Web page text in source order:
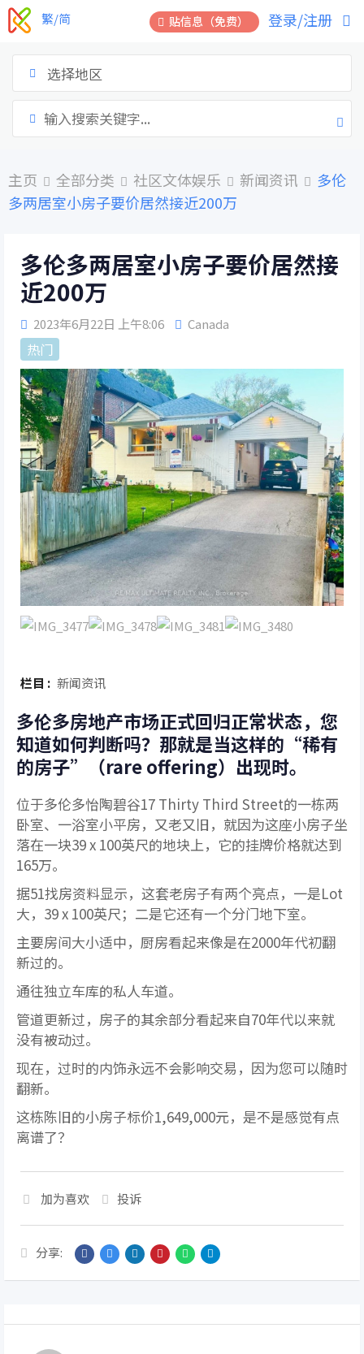
跳
到
贴信息（免费） 登录/注册
繁/简
选择地区
主页 全部分类 社区文体娱乐 新闻资讯
多伦
多两居室小房子要价居然接近200万
多伦多两居室小房子要价居然接
近200万
2023年6月22日 上午8:06 Canada
热门
栏目 : 新闻资讯
多伦多房地产市场正式回归正常状态，您
知道如何判断吗？那就是当这样的“稀有
的房子”（rare offering）出现时。
位于多伦多怡陶碧谷17 Thirty Third Street的一栋两
卧室、一浴室小平房，又老又旧，就因为这座小房子坐
落在一块39 x 100英尺的地块上，它的挂牌价格就达到
165万。
据51找房资料显示，这套老房子有两个亮点，一是Lot
大，39 x 100英尺；二是它还有一个分门地下室。
主要房间大小适中，厨房看起来像是在2000年代初翻
新过的。
通往独立车库的私人车道。
管道更新过，房子的其余部分看起来自70年代以来就
没有被动过。
现在，过时的内饰永远不会影响交易，因为您可以随时
翻新。
这栋陈旧的小房子标价1,649,000元，是不是感觉有点
离谱了？
加为喜欢 投诉
分享: